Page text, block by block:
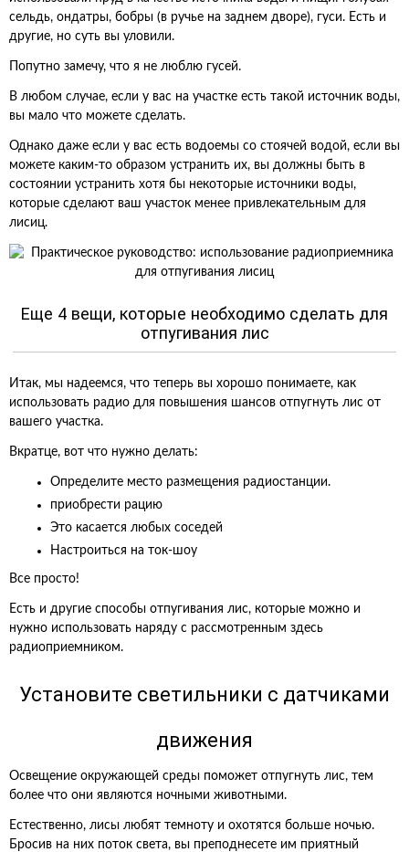
сельдь, ондатры, бобры (в ручье на заднем дворе), гуси. Есть и
другие, но суть вы уловили.
Попутно замечу, что я не люблю гусей.
В любом случае, если у вас на участке есть такой источник воды,
вы мало что можете сделать.
Однако даже если у вас есть водоемы со стоячей водой, если вы
можете каким-то образом устранить их, вы должны быть в
состоянии устранить хотя бы некоторые источники воды,
которые сделают ваш участок менее привлекательным для
лисиц.
Еще 4 вещи, которые необходимо сделать для
отпугивания лис
Итак, мы надеемся, что теперь вы хорошо понимаете, как
использовать радио для повышения шансов отпугнуть лис от
вашего участка.
Вкратце, вот что нужно делать:
Определите место размещения радиостанции.
приобрести рацию
Это касается любых соседей
Настроиться на ток-шоу
Все просто!
Есть и другие способы отпугивания лис, которые можно и
нужно использовать наряду с рассмотренным здесь
радиоприемником.
Установите светильники с датчиками
движения
Освещение окружающей среды поможет отпугнуть лис, тем
более что они являются ночными животными.
Естественно, лисы любят темноту и охотятся больше ночью.
Бросив на них поток света, вы преподнесете им приятный